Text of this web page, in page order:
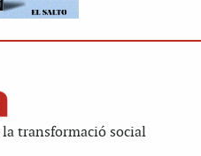
transformació social